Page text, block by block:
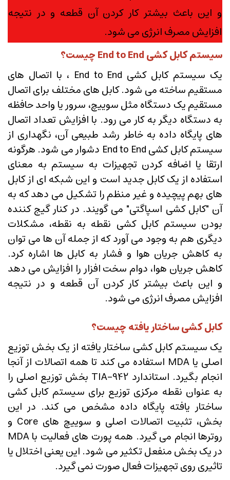
و این باعث بیشتر کار کردن آن قطعه و در نتیجه
افزایش مصرف انرژی می شود.
سیستم کابل کشی End to End چیست؟
یک سیستم کابل کشی End to End ، با اتصال های
مستقیم ساخته می شود. کابل های مختلف برای اتصال
مستقیم یک دستگاه مثل سوییچ، سرور یا واحد حافظه
به دستگاه دیگر به کار می رود. با افزایش تعداد اتصال
های پایگاه داده به خاطر رشد طبیعی آن، نگهداری از
سیستم کابل کشی End to End دشوار می شود. هرگونه
ارتقا یا اضافه کردن تجهیزات به سیستم به معنای
استفاده از یک کابل جدید است و این شبکه ای از کابل
های بهم پیچیده و غیر منظم را تشکیل می دهد که به
آن "کابل کشی اسپاگتی" می گویند. در کنار گیج کننده
بودن سیستم کابل کشی نقطه به نقطه، مشکلات
دیگری هم به وجود می آورد که از جمله آن ها می توان
به کاهش جریان هوا و فشار به کابل ها اشاره کرد.
کاهش جریان هوا، دوام سخت افزار را افزایش می دهد
و این باعث بیشتر کار کردن آن قطعه و در نتیجه
افزایش مصرف انرژی می شود.
کابل کشی ساختار یافته چیست؟
یک سیستم کابل کشی ساختار یافته از یک بخش توزیع
اصلی یا MDA استفاده می کند تا همه اتصالات از آنجا
انجام بگیرد. استاندارد TIA-942 بخش توزیع اصلی را
به عنوان نقطه مرکزی توزیع برای سیستم کابل کشی
ساختار یافته پایگاه داده مشخص می کند. در این
بخش، تثبیت اتصالات اصلی و سوییچ های Core و
روترها انجام می گیرد. همه پورت های فعالیت با MDA
در یک بخش منفعل تکثیر می شود. این یعنی اختلال یا
تاثیری روی تجهیزات فعال صورت نمی گیرد.